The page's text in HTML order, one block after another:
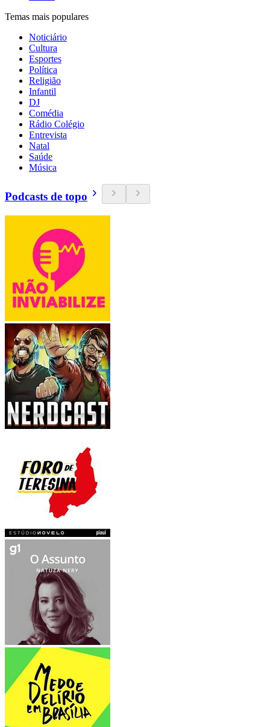
Temas mais populares
Noticiário
Cultura
Esportes
Política
Religião
Infantil
DJ
Comédia
Rádio Colégio
Entrevista
Natal
Saúde
Música
Podcasts de topo